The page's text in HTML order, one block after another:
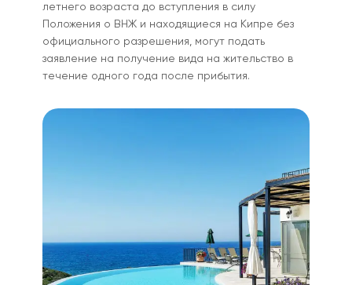
летнего возраста до вступления в силу
Положения о ВНЖ и находящиеся на Кипре без
официального разрешения, могут подать
заявление на получение вида на жительство в
течение одного года после прибытия.